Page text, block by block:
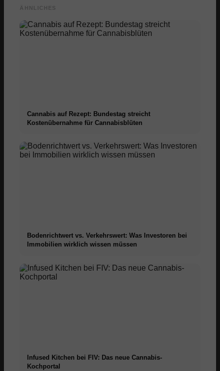
ÄHNLICHES
Cannabis auf Rezept: Bundestag streicht
Kostenübernahme für Cannabisblüten
Bodenrichtwert vs. Verkehrswert: Was Investoren bei
Immobilien wirklich wissen müssen
Infused Kitchen bei FIV: Das neue Cannabis-
Kochportal